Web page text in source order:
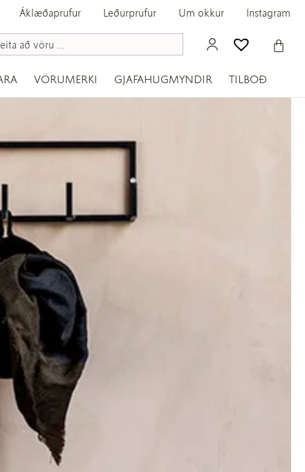
Áklæðaprufur Leðurprufur Um okkur Instagram
VÖRUMERKI GJAFAHUGMYNDIR TILBOÐ